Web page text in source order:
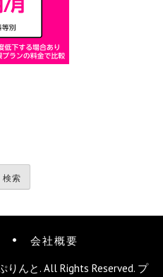
検索
会社概要
りんと. All Rights Reserved. プ